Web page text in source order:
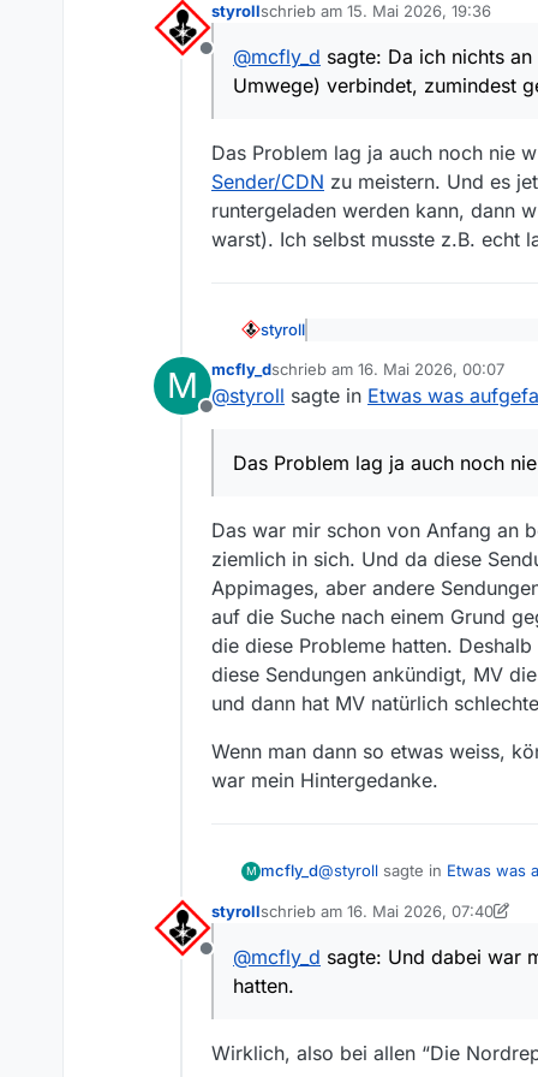
Gerade habe ich im
zumindest gehe ich davon
Offline
styrollschrieb am 15. Mai 2026, 19:36
zuletzt editiert von
@mcfly_d sagte: Da ich nichts
Umwege) verbindet, zumindest
Das Problem lag ja auch noch nie
Sender/CDN zu meistern. Und es
runtergeladen werden kann, dann
warst). Ich selbst musste z.B. echt
styroll
verbindet, zumindest gehe
Das Problem lag ja auch
meistern. Und es jetzt nichts
bzw. probieren, bis bei mir
M
Offline
mcfly_dschrieb am 16. Mai 2026, 00:07
zuletzt editiert von
@styroll sagte in Etwas was
Das Problem lag ja auch noch
Das war mir schon von Anfang an
ziemlich in sich. Und da diese
Appimages, aber andere
auf die Suche nach einem Grund
die diese Probleme hatten.
diese Sendungen ankündigt, MV
und dann hat MV natürlich
Wenn man dann so etwas weiss,
war mein Hintergedanke.
M mcfly_d@styroll sagte in Etwas was
andere Sendungen aus
Grund gegangen. Und
Wenn man dann so etwas
Hintergedanke.
Offline
styrollschrieb am 16. Mai 2026, 07:40
zuletzt editiert von styroll
@mcfly_d sagte: Und dabei war
hatten.
Wirklich, also bei allen “Die